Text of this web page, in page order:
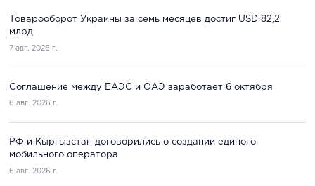
Товарооборот Украины за семь месяцев достиг USD 82,2
млрд
7 авг. 2026 г.
Соглашение между ЕАЭС и ОАЭ заработает 6 октября
6 авг. 2026 г.
РФ и Кыргызстан договорились о создании единого
мобильного оператора
6 авг. 2026 г.